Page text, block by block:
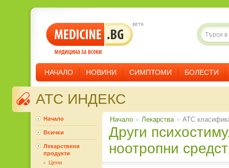
НАЧАЛО НОВИНИ СИМПТОМИ БОЛЕСТИ
ATC ИНДЕКС
Начало » Лекарства » ATC
Други психостимуланти и
ноотропни
Начало
Всички
Лекарствени
продукти
Цени